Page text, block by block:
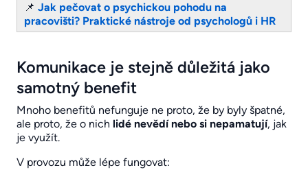
📌 Jak pečovat o psychickou pohodu na
pracovišti? Praktické nástroje od psychologů i HR
Komunikace je stejně důležitá jako
samotný benefit
Mnoho benefitů nefunguje ne proto, že by byly špatné,
ale proto, že o nich lidé nevědí nebo si nepamatují, jak
je využít.
V provozu může lépe fungovat: